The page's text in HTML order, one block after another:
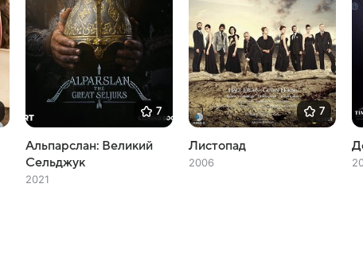
7
Альпарслан: Великий
Сельджук
2021
7
Листопад
2006